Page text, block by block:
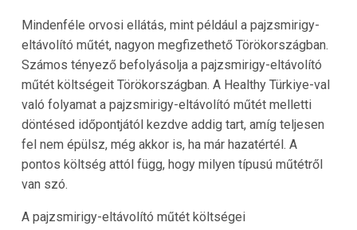
Mindenféle orvosi ellátás, mint például a pajzsmirigy-
eltávolító műtét, nagyon megfizethető Törökországban.
Számos tényező befolyásolja a pajzsmirigy-eltávolító
műtét költségeit Törökországban. A Healthy Türkiye-val
való folyamat a pajzsmirigy-eltávolító műtét melletti
döntésed időpontjától kezdve addig tart, amíg teljesen
fel nem épülsz, még akkor is, ha már hazatértél. A
pontos költség attól függ, hogy milyen típusú műtétről
van szó.
A pajzsmirigy-eltávolító műtét költségei